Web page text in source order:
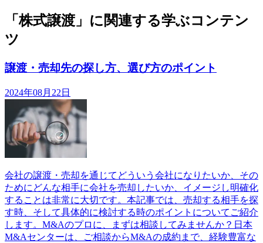
「株式譲渡」に関連する学ぶコンテン
ツ
譲渡・売却先の探し方、選び方のポイント
2024年08月22日
会社の譲渡・売却を通じてどういう会社になりたいか、その
ためにどんな相手に会社を売却したいか、イメージし明確化
することは非常に大切です。本記事では、売却する相手を探
す時、そして具体的に検討する時のポイントについてご紹介
します。M&Aのプロに、まずは相談してみませんか？日本
M&Aセンターは、ご相談からM&Aの成約まで、経験豊富な